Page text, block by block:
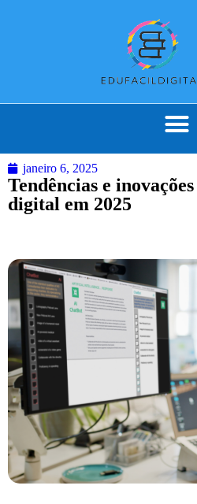
janeiro 6, 2025
Tendências e
digital em 2025